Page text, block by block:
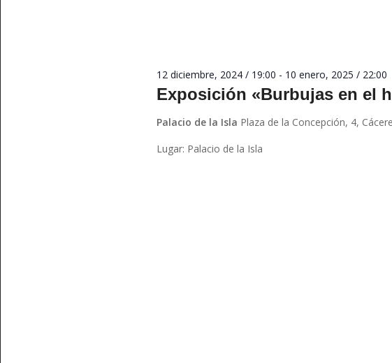
Exposición «Burbujas en el
12 diciembre, 2024 / 19:00 - 10 enero, 2025 / 22:00
Palacio de la Isla Plaza de la Concepción, 4,
Lugar: Palacio de la Isla